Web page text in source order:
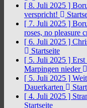
[ 8. Juli 2025 ]
verspricht!
[ 7. Juli 2025 ]
roses, no pleasure
[ 6. Juli 2025 ]
Startseite
[ 5. Juli 2025 ] Erst
Marpingen nieder
[ 5. Juli 2025 ]
Dauerkarten
[ 4. Juli 2025 ]
Startseite